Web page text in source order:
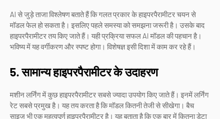
AI से जुड़े ताजा विश्लेषण बताते हैं कि गलत प्रकार के हाइपरपैरामीटर चयन से
मॉडल फेल हो सकता है। इसलिए पहले समस्या को समझना जरूरी है। उसके बाद
हाइपरपैरामीटर तय किए जाते हैं। यही प्रक्रिया सफल AI मॉडल की पहचान है।
भविष्य में यह वर्गीकरण और स्पष्ट होगा। विशेषज्ञ इसी दिशा में काम कर रहे हैं।
5. सामान्य हाइपरपैरामीटर के उदाहरण
मशीन लर्निंग में कुछ हाइपरपैरामीटर सबसे ज्यादा उपयोग किए जाते हैं। इनमें लर्निंग
रेट सबसे प्रमुख है। यह तय करता है कि मॉडल कितनी तेजी से सीखेगा। बैच
साइज भी एक महत्वपूर्ण हाइपरपैरामीटर है। यह बताता है कि एक बार में कितना डेटा